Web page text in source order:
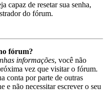
capaz de resetar sua senha,
do fórum.
fórum?
informações, você não
vez que visitar o fórum.
conta por parte de outras
e não necessitar escrever o seu